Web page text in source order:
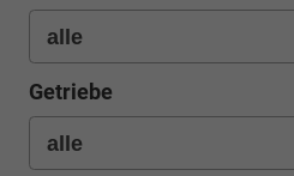
Getriebe